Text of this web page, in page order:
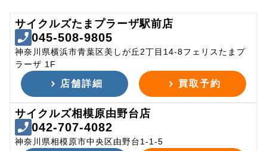
サイクルズたまプラーザ駅前店
045-508-9805
神奈川県横浜市青葉区美しが丘2丁目14-8フェリスたまプ
ラーザ 1F
店舗詳細 買取予約
サイクルズ相模原由野台店
042-707-4082
神奈川県相模原市中央区由野台1-1-5